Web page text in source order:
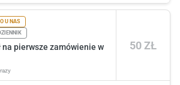
50 ZŁ
U NAS
na pierwsze zamówienie w